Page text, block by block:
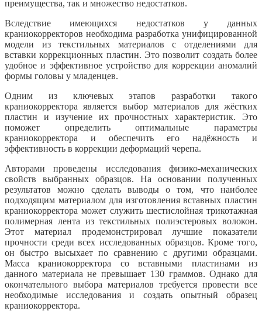
преимущества, так и множество недостатков.
Вследствие имеющихся недостатков у данных
краниокорректоров необходима разработка унифицированной
модели из текстильных материалов с отделениями для
вставки коррекционных пластин. Это позволит создать более
удобное и эффективное устройство для коррекции аномалий
формы головы у младенцев.
Одним из ключевых этапов разработки такого
краниокорректора является выбор материалов для жёстких
пластин и изучение их прочностных характеристик. Это
поможет определить оптимальные параметры
краниокорректора и обеспечить его надёжность и
эффективность в коррекции деформаций черепа.
Авторами проведены исследования физико-механических
свойств выбранных образцов. На основании полученных
результатов можно сделать выводы о том, что наиболее
подходящим материалом для изготовления вставных пластин
краниокорректора может служить шестислойная трикотажная
полимерная лента из текстильных полиэстеровых волокон.
Этот материал продемонстрировал лучшие показатели
прочности среди всех исследованных образцов. Кроме того,
он быстро высыхает по сравнению с другими образцами.
Масса краниокорректора со вставными пластинами из
данного материала не превышает 130 граммов. Однако для
окончательного выбора материалов требуется провести все
необходимые исследования и создать опытный образец
краниокорректора.